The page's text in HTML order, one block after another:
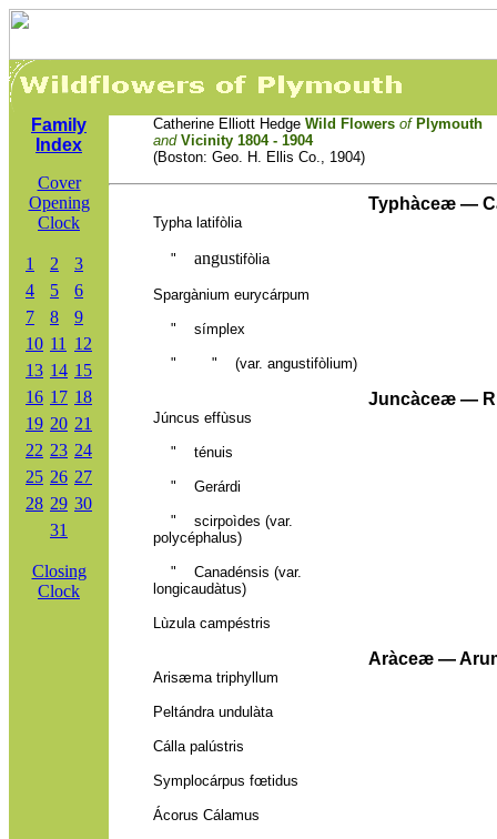
Family
Index
Cover
Opening
Clock
1 2
3
4
5
6
7
8
9
10 11
12
13 14 15
16 17 18
19 20 21
22 23 24
25 26 27
28 29 30
31
Closing
Clock
Catherine Elliott Hedge Wild Flowers ofPlymouth
andVicinity 1804 - 1904
(Boston: Geo. H. Ellis Co., 1904)
Typhàceæ —
Typha latifòlia
" angustifòlia
Spargànium eurycárpum
" símplex
" " (var. angustifòlium)
Juncàceæ —
Júncus effùsus
" ténuis
" Gerárdi
" scirpoìdes (var.
polycéphalus)
" Canadénsis (var.
longicaudàtus)
Lùzula campéstris
Aràceæ —
Arisæma triphyllum
Peltándra undulàta
Cálla palústris
Symplocárpus fœtidus
Ácorus Cálamus